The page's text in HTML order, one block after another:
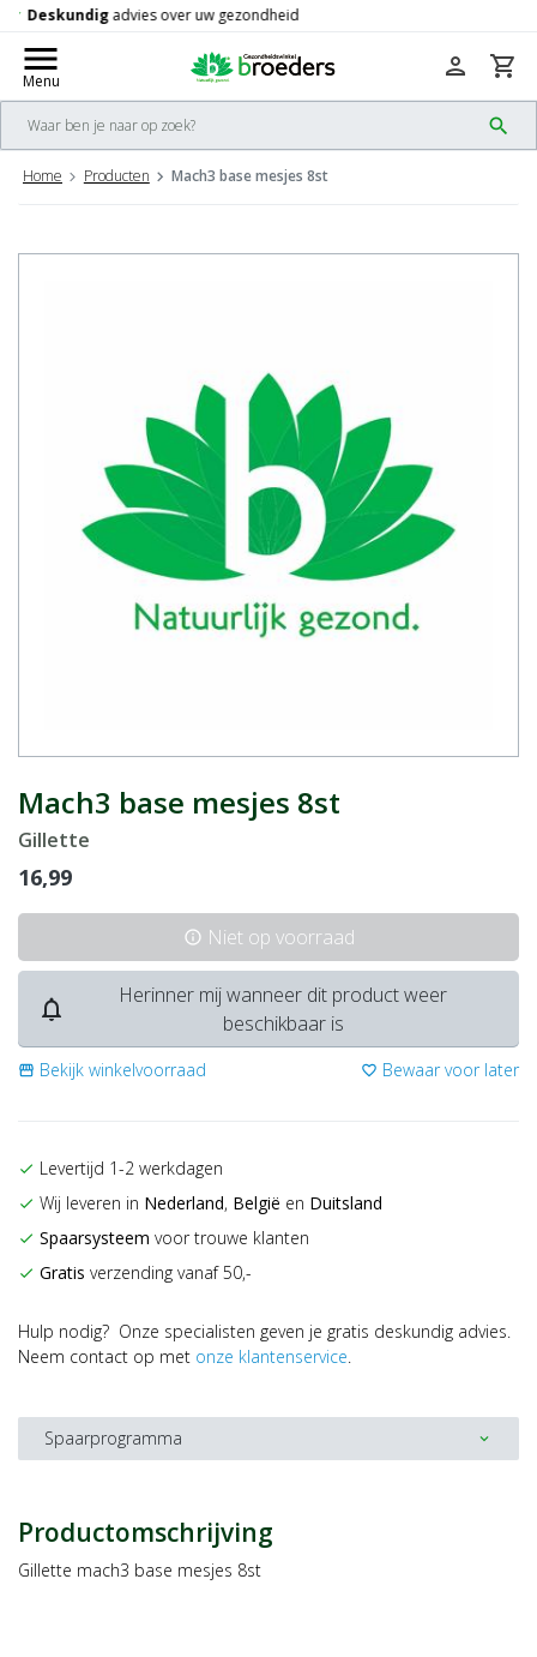
check Gratisverzending vanaf 50,-
menu
Menu
search
person shopping_cart
Home Producten Mach3 base mesjes 8st
Mach3 base mesjes 8st
Gillette
16,99
info Niet op voorraad
notifications_none
Herinner mij wanneer dit product weer
beschikbaar is
storefront Bekijk winkelvoorraad favorite_border Bewaar voor later
check Levertijd 1-2 werkdagen
check Wij leveren in Nederland, België en Duitsland
check Spaarsysteem voor trouwe klanten
check Gratis verzending vanaf 50,-
Hulp nodig? Onze specialisten geven je gratis deskundig advies.
Neem contact op met onze klantenservice.
Spaarprogramma expand_more
Productomschrijving
Gillette mach3 base mesjes 8st